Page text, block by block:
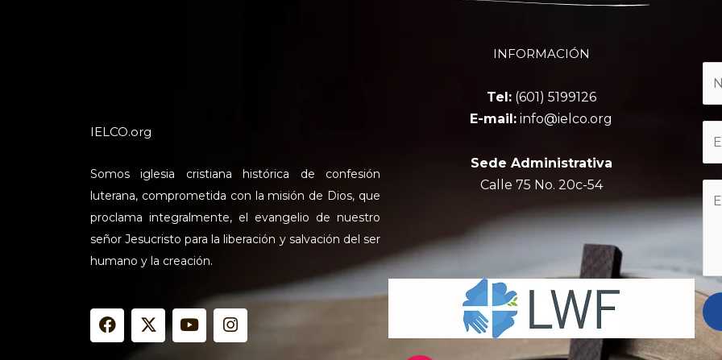
IELCO.org
Somos iglesia cristiana histórica de confesión
luterana, comprometida con la misión de Dios, que
proclama integralmente, el evangelio de nuestro
señor Jesucristo para la liberación y salvación del ser
humano y la creación.
F
a
X
-
t
Y
o
I
n
INFORMACIÓN
Tel:(601) 5199126
E-mail: info@ielco.org
Sede Administrativa
Calle 75 No. 20c-54